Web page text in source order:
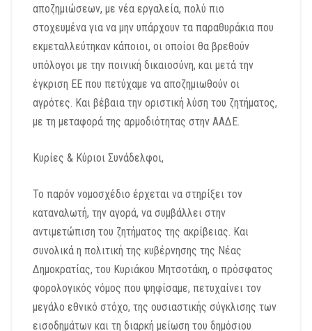
αποζημιώσεων, με νέα εργαλεία, πολύ πιο
στοχευμένα για να μην υπάρχουν τα παραθυράκια που
εκμεταλλεύτηκαν κάποιοι, οι οποίοι θα βρεθούν
υπόλογοι με την ποινική δικαιοσύνη, και μετά την
έγκριση ΕΕ που πετύχαμε να αποζημιωθούν οι
αγρότες. Και βέβαια την οριστική λύση του ζητήματος,
με τη μεταφορά της αρμοδιότητας στην ΑΑΔΕ.
Κυρίες & Κύριοι Συνάδελφοι,
Το παρόν νομοσχέδιο έρχεται να στηρίξει τον
καταναλωτή, την αγορά, να συμβάλλει στην
αντιμετώπιση του ζητήματος της ακρίβειας. Και
συνολικά η πολιτική της κυβέρνησης της Νέας
Δημοκρατίας, του Κυριάκου Μητσοτάκη, ο πρόσφατος
φορολογικός νόμος που ψηφίσαμε, πετυχαίνει τον
μεγάλο εθνικό στόχο, της ουσιαστικής σύγκλισης των
εισοδημάτων και τη διαρκή μείωση του δημόσιου